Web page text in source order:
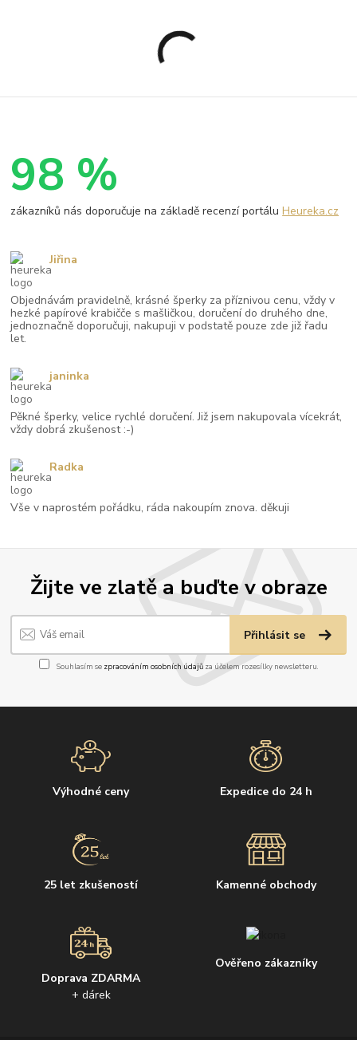
Žijte ve zlatě a buďte v obraze
Přihlásit se
Souhlasím se zpracováním osobních údajůza účelem rozesílky newsletteru.
Výhodné ceny Expedice do 24 h
25 let zkušeností Kamenné obchody
Doprava ZDARMA
+ dárek
Ověřeno zákazníky
98 %
zákazníků nás doporučuje na základě recenzí portáluHeureka.cz
Objednávám pravidelně, krásné šperky za příznivou cenu, vždy v
hezké papírové krabičče s mašličkou, doručení do druhého dne,
jednoznačně doporučuji, nakupuji v podstatě pouze zde již řadu
let.
Jiřina
Pěkné šperky, velice rychlé doručení. Již jsem nakupovala vícekrát,
vždy dobrá zkušenost :-)
janinka
Vše v naprostém pořádku, ráda nakoupím znova. děkuji
Radka